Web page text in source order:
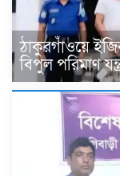
ঠাকুরগাঁওয়ে
বিপুল পরিমাণ